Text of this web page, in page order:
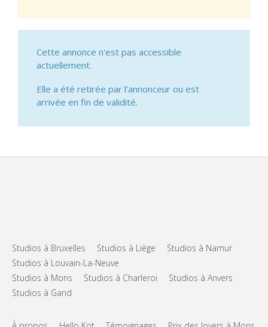
Cette annonce n'est pas accessible
actuellement.
Elle a été retirée par l'annonceur ou est
arrivée en fin de validité.
Studios à Bruxelles Studios à Liège
Studios à Namur
Studios à Louvain-La-Neuve
Studios à Mons
Studios à Charleroi
Studios à Anvers
Studios à Gand